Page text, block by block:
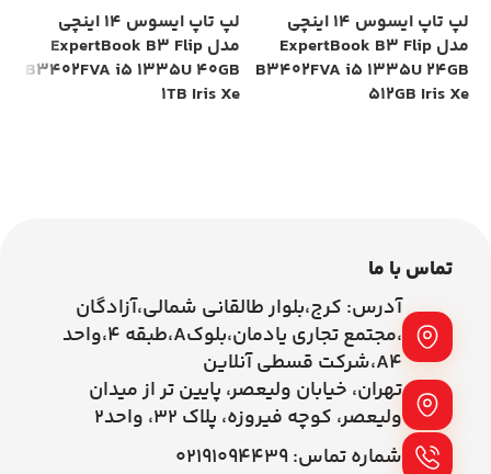
لپ تاپ ایسوس 14 اینچی
مدل ExpertBook B3 Flip
B3402FVA i5 1335U 24GB
512GB Iris Xe
لپ تاپ ایسوس 14 اینچی
مدل ExpertBook B3 Flip
B3402FVA i5 1335U 40GB
1TB Iris Xe
تماس با ما
آدرس: کرج،بلوار طالقانی شمالی،آزادگان
،مجتمع تجاری یادمان،بلوکA،طبقه ۴،واحد
A4،شرکت قسطی آنلاین
تهران، خیابان ولیعصر، پایین تر از میدان
ولیعصر، کوچه فیروزه، پلاک 32، واحد2
شماره تماس: ۰۲۱۹۱۰۹۴۴۳۹